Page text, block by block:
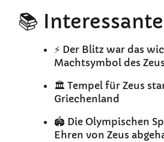
📚
⚡ Der Blitz war das
Machtsymbol des
🏛️ Tempel für Zeus
Griechenland
🏟️ Die Olympischen
Ehren von Zeus